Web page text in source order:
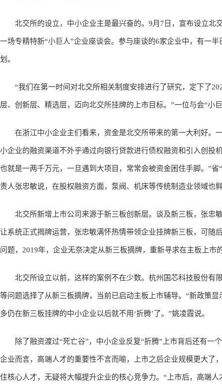
北交所的设立，中小企业主是最兴奋的。9月7日，宣布设立北
一场专精特新“小巨人”企业座谈会。参与座谈的6家企业中，有一
划。
“我们在第一时间对北交所相关制度安排进行了研究，定下了
层、创新层、精选层，迈向北交所挂牌的上市目标。”一位与会“小
在浙江中小企业主们看来，资金是北交所带来的第一大利好。
小企业的融资渠道不外乎通过向银行贷款进行债权融资和引入创投
也就是一两千万元，一旦遇到大项目，常常会被资金困住手脚。”
责人张忠敏说，在股权融资方面，泵阀、机床等传统制造业领域也
北交所新增上市公司来源于新三板创新层。谈及新三板，张忠
让系统正式揭牌运营，张忠敏满怀热情带领企业挂牌新三板，可随
问题，2019年，企业无奈决定从新三板摘牌，重新寻求在主板上市
北交所设立以前，这样的案例不在少数。杭州国芯科技股份有
等问题选择了从新三板摘牌，当前已启动主板上市辅导。“新政策
多仍在新三板挂牌的中小企业以后就不用‘折腾’了。”姚凌霞说。
除了融资渡过“死亡谷”，中小企业反复“折腾”上市背后还有一
企业而言，高端人才的重要性不言而喻，上市之后企业规模更大了
住核心人才，无疑将大幅提升企业的核心竞争力。“上市后，高端